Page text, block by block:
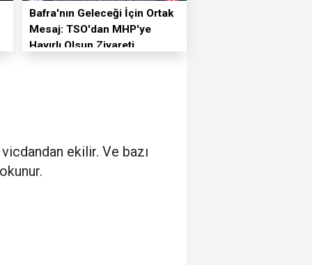
Bafra'nın Geleceği İçin Ortak
Mesaj: TSO'dan MHP'ye
Hayırlı Olsun Ziyareti
ekilir. Ve bazı